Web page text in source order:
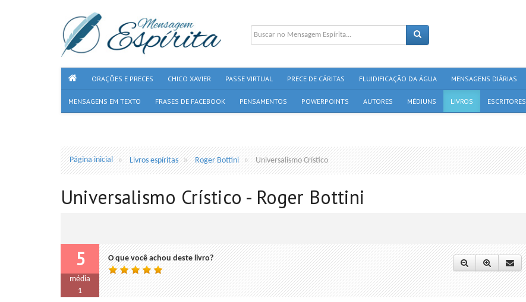
ORAÇÕES E PRECES CHICO XAVIER PASSE VIRTUAL PRECE DE CÁRITAS FLUIDIFICAÇÃO DA ÁGUA MENSAGENS DIÁRIAS
MENSAGENS EM TEXTO FRASES DE FACEBOOK PENSAMENTOS POWERPOINTS AUTORES MÉDIUNS LIVROS ESCRITORES
Página inicial Livros espíritas Roger Bottini Universalismo Crístico
Universalismo Crístico - Roger Bottini
5
média
1
O que você achou deste livro?